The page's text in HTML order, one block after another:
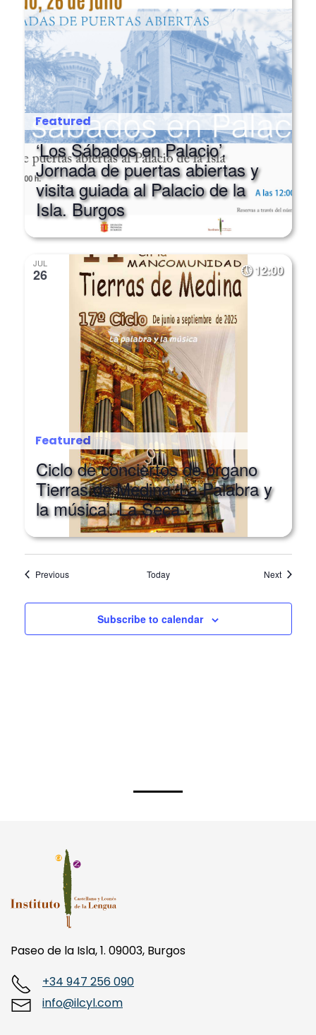
Featured
‘Los Sábados en Palacio’.
Jornada de puertas abiertas y
visita guiada al Palacio de la
Isla. Burgos
JUL
26 12:00
Featured
Ciclo de conciertos de órgano
Tierras de Medina ‘La Palabra y
la música’. La Seca
PreviousEvents Today NextEvents
Subscribe to calendar
Paseo de la Isla, 1. 09003, Burgos
+34 947 256 090
info@ilcyl.com